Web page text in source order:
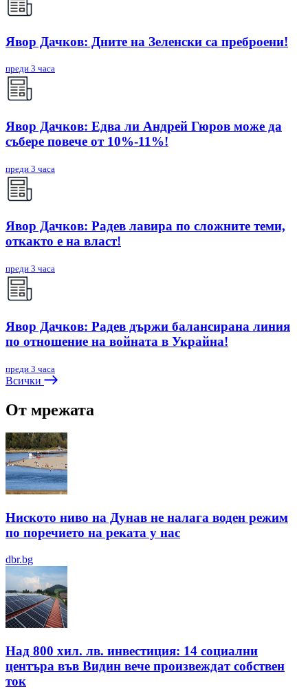
Явор Дачков: Дните на Зеленски са преброени!
преди 3 часа
Явор Дачков: Едва ли Андрей Гюров може да
събере повече от 10%-11%!
преди 3 часа
Явор Дачков: Радев лавира по сложните теми,
откакто е на власт!
преди 3 часа
Явор Дачков: Радев държи балансирана линия
по отношение на войната в Украйна!
преди 3 часа
Всички
От мрежата
Ниското ниво на Дунав не налага воден режим
по поречието на реката у нас
dbr.bg
Над 800 хил. лв. инвестиция: 14 социални
центъра във Видин вече произвеждат собствен
ток